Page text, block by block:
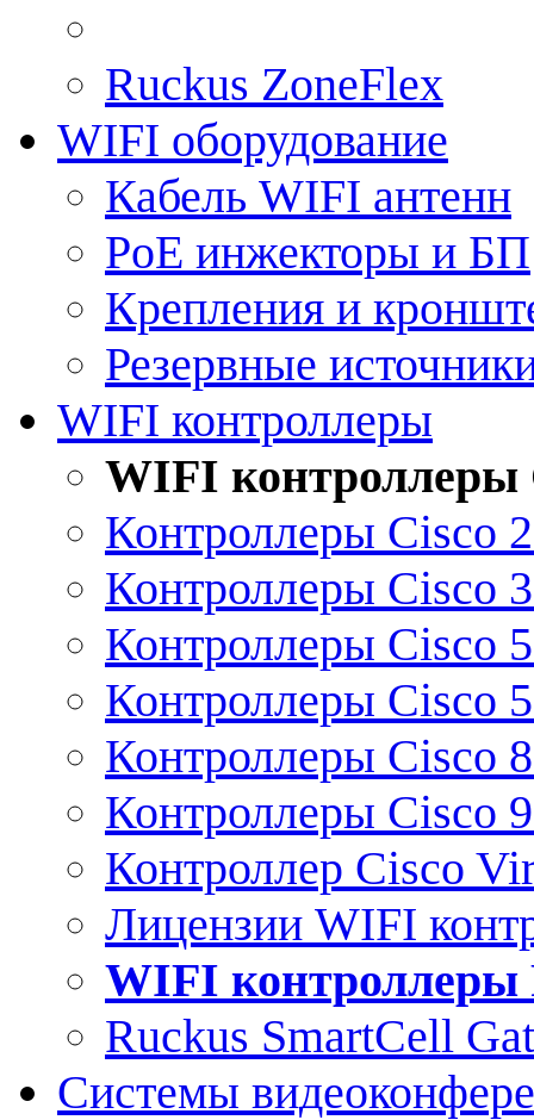
Ruckus ZoneFlex
WIFI оборудование
Кабель WIFI антенн
PoE инжекторы и БП
Крепления и
Резервные
WIFI контроллеры
WIFI контроллеры
Контроллеры Cisco
Контроллеры Cisco
Контроллеры Cisco
Контроллеры Cisco
Контроллеры Cisco
Контроллеры Cisco
Контроллер Cisco
Лицензии WIFI
WIFI контроллеры
Ruckus SmartCell
Системы